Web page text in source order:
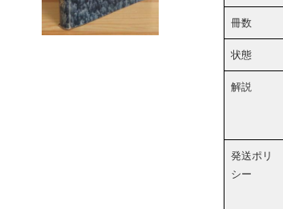
冊数
状態
解説
発送ポリ
シー